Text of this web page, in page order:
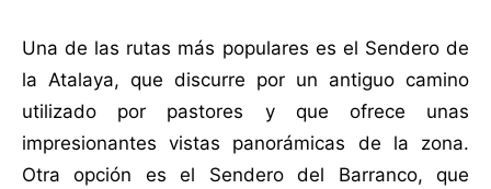
Una de las rutas más populares es el Sendero de
la Atalaya, que discurre por un antiguo camino
utilizado por pastores y que ofrece unas
impresionantes vistas panorámicas de la zona.
Otra opción es el Sendero del Barranco, que